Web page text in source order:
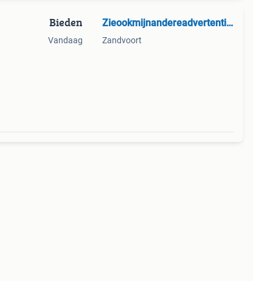
Bieden
Vandaag
Zieookmijnandereadvertenties.
Zandvoort